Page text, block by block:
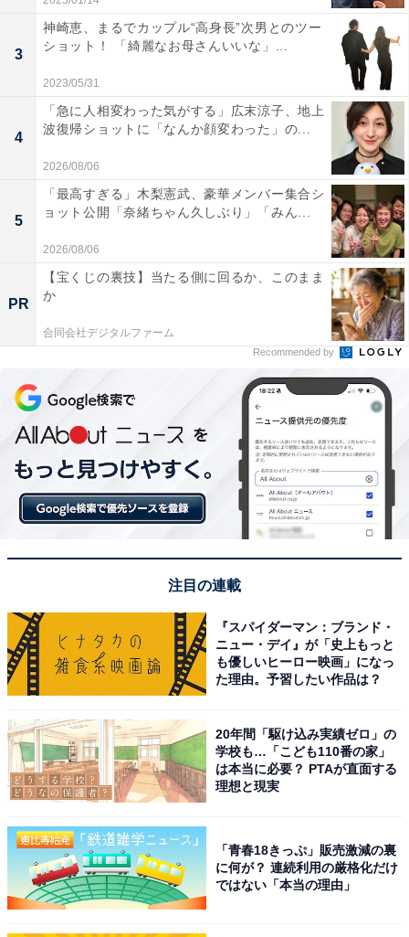
3
神崎恵、まるでカップル“高身長”次男とのツー
ショット！ 「綺麗なお母さんいいな」...
2023/05/31
4
「急に人相変わった気がする」広末涼子、地上
波復帰ショットに「なんか顔変わった」の...
2026/08/06
5
「最高すぎる」木梨憲武、豪華メンバー集合シ
ョット公開「奈緒ちゃん久しぶり」「みん...
2026/08/06
PR
【宝くじの裏技】当たる側に回るか、このまま
か
合同会社デジタルファーム
Recommended by
注目の連載
『スパイダーマン：ブランド・
ニュー・デイ』が「史上もっと
も優しいヒーロー映画」になっ
た理由。予習したい作品は？
20年間「駆け込み実績ゼロ」の
学校も…「こども110番の家」
は本当に必要？ PTAが直面する
理想と現実
「青春18きっぷ」販売激減の裏
に何が？ 連続利用の厳格化だけ
ではない「本当の理由」